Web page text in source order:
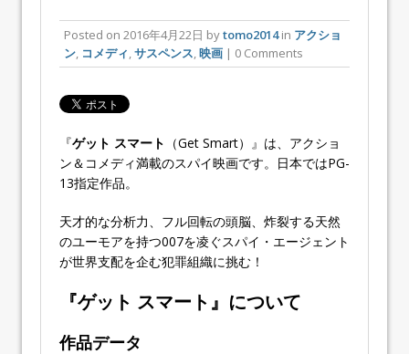
Posted on 2016年4月22日 bytomo2014in アクショ
ン, コメディ,サスペンス,映画 | 0 Comments
『ゲット スマート （Get Smart）』は、アクショ
ン＆コメディ満載のスパイ映画です。日本ではPG-
13指定作品。
天才的な分析力、フル回転の頭脳、炸裂する天然
のユーモアを持つ007を凌ぐスパイ・エージェント
が世界支配を企む犯罪組織に挑む！
『ゲット スマート』について
作品データ